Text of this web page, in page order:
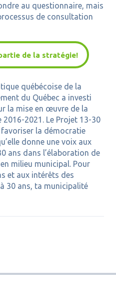
au questionnaire, mais
de consultation
de la stratégie!
québécoise de la
du Québec a investi
la mise en œuvre de la
2016-2021. Le Projet 13-30
la démocratie
donne une voix aux
ans dans l’élaboration de
milieu municipal. Pour
et aux intérêts des
30 ans, ta municipalité